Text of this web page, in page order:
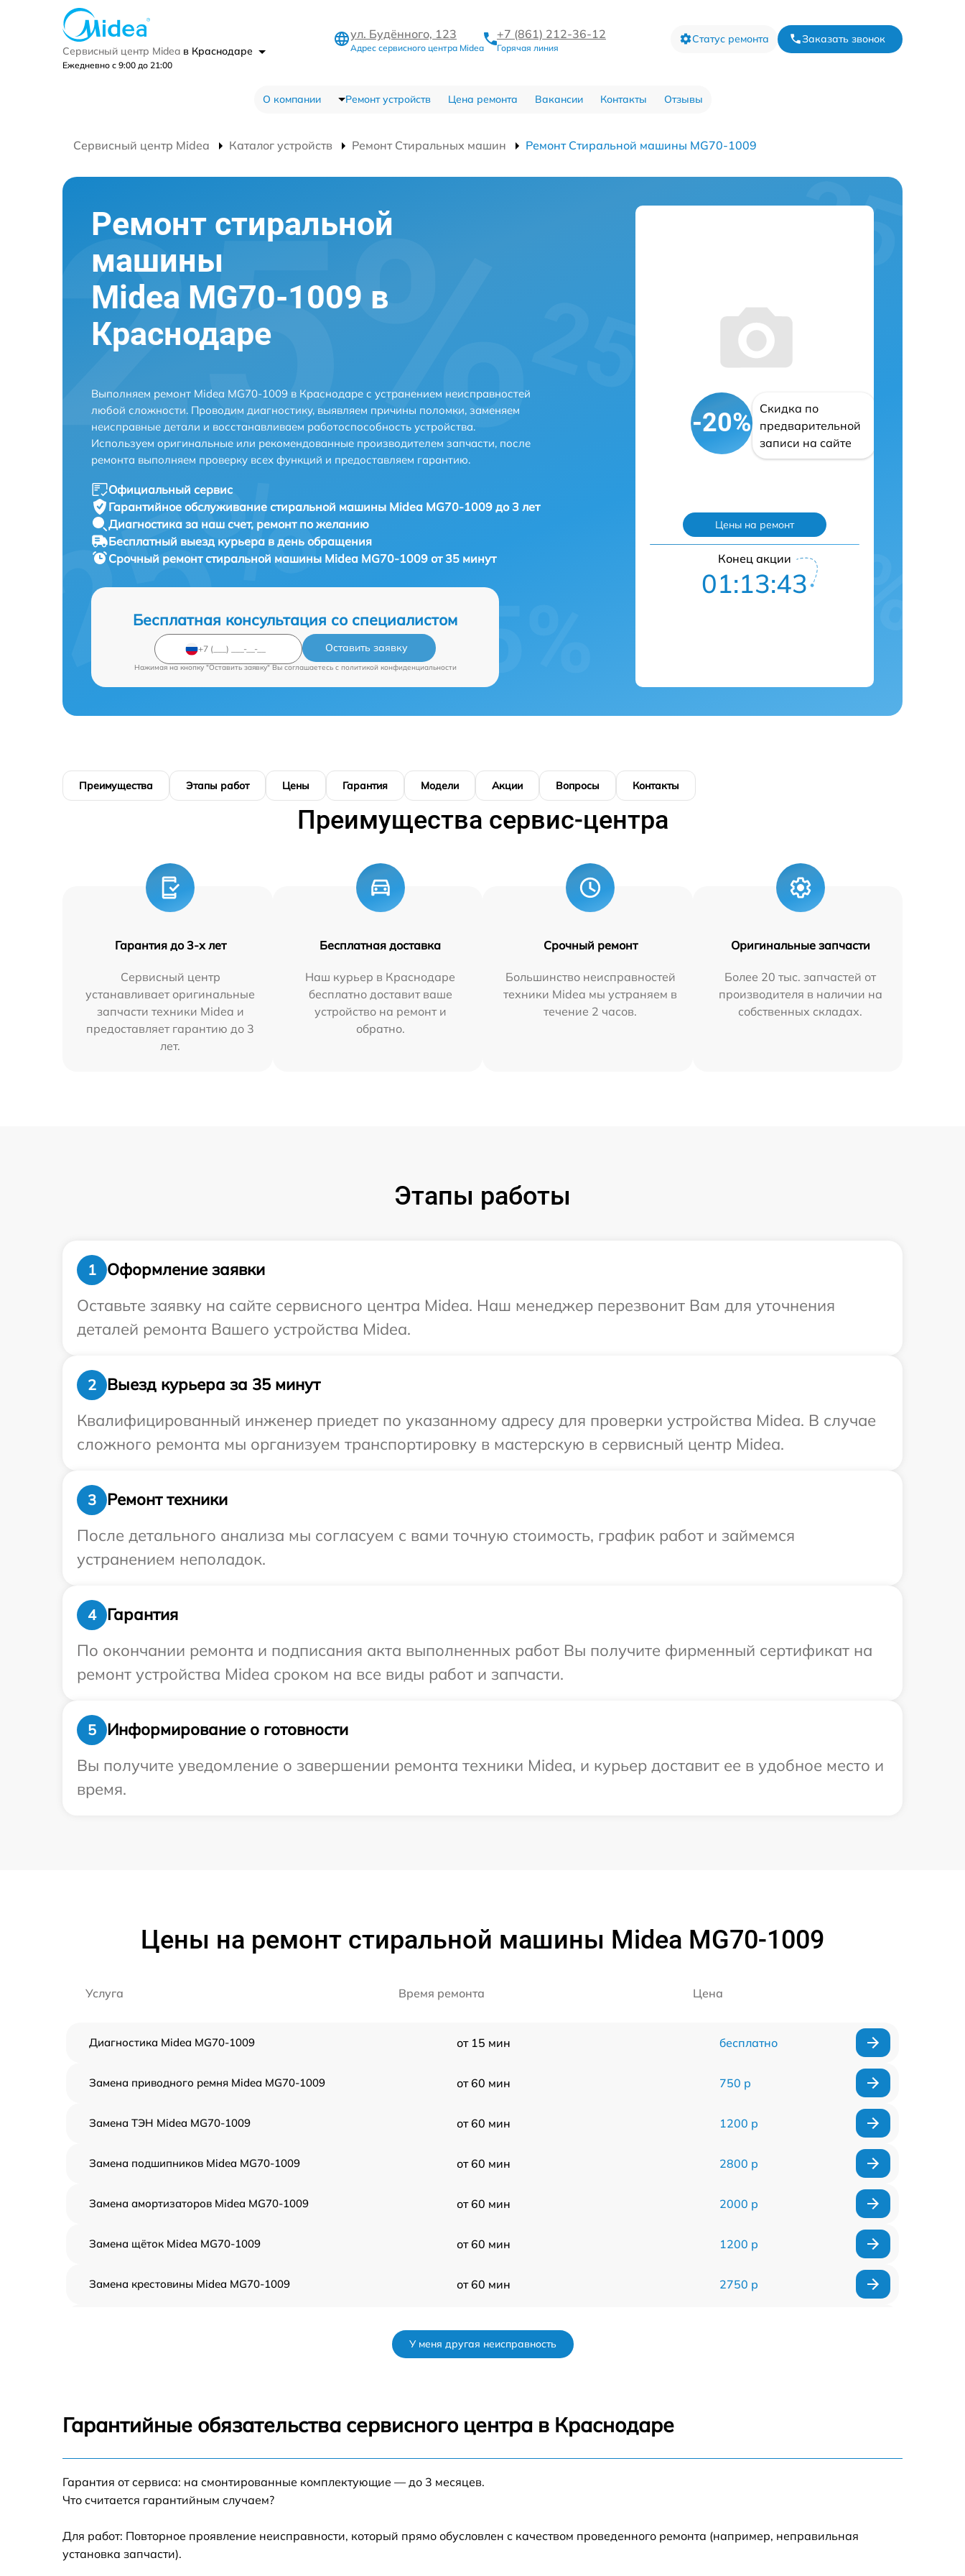
Сервисный центр Midea в Краснодаре
Ежедневно с 9:00 до 21:00
ул. Будённого, 123
Адрес сервисного центра Midea
+7 (861) 212-36-12
Горячая линия
Статус ремонта Заказать звонок
О компании Ремонт устройств Цена ремонта Вакансии Контакты Отзывы
Сервисный центр Midea Каталог устройств Ремонт Стиральных машин Ремонт Стиральной машины MG70-1009
Ремонт стиральной
машины
Midea MG70-1009 в
Краснодаре
Выполняем ремонт Midea MG70-1009 в Краснодаре с устранением неисправностей
любой сложности. Проводим диагностику, выявляем причины поломки, заменяем
неисправные детали и восстанавливаем работоспособность устройства.
Используем оригинальные или рекомендованные производителем запчасти, после
ремонта выполняем проверку всех функций и предоставляем гарантию.
Официальный сервис
Гарантийное обслуживание стиральной машины Midea MG70-1009 до 3 лет
Диагностика за наш счет, ремонт по желанию
Бесплатный выезд курьера в день обращения
Срочный ремонтстиральной машины Midea MG70-1009 от 35 минут
Бесплатная консультация со специалистом
Оставить заявку
Нажимая на кнопку "Оставить заявку" Вы соглашаетесь c политикой конфиденциальности
-20%
Скидка по
предварительной
записи на сайте
Цены на ремонт
Конец акции
01:13:42
Преимущества Этапы работ Цены Гарантия Модели Акции Вопросы Контакты
Преимущества сервис-центра
Гарантия до 3-х лет
Сервисный центр
устанавливает оригинальные
запчасти техники Midea и
предоставляет гарантию до 3
лет.
Бесплатная доставка
Наш курьер в Краснодаре
бесплатно доставит ваше
устройство на ремонт и
обратно.
Срочный ремонт
Большинство неисправностей
техники Midea мы устраняем в
течение 2 часов.
Оригинальные запчасти
Более 20 тыс. запчастей от
производителя в наличии на
собственных складах.
Этапы работы
1
Оформление заявки
Оставьте заявку на сайте сервисного центра Midea. Наш менеджер перезвонит Вам для уточнения
деталей ремонта Вашего устройства Midea.
2
Выезд курьера за 35 минут
Квалифицированный инженер приедет по указанному адресу для проверки устройства Midea. В случае
сложного ремонта мы организуем транспортировку в мастерскую в сервисный центр Midea.
3
Ремонт техники
После детального анализа мы согласуем с вами точную стоимость, график работ и займемся
устранением неполадок.
4
Гарантия
По окончании ремонта и подписания акта выполненных работ Вы получите фирменный сертификат на
ремонт устройства Midea сроком на все виды работ и запчасти.
5
Информирование о готовности
Вы получите уведомление о завершении ремонта техники Midea, и курьер доставит ее в удобное место и
время.
Цены на ремонт стиральной машины Midea MG70-1009
Услуга Время ремонта Цена
Диагностика Midea MG70-1009 от 15 мин бесплатно
Замена приводного ремня Midea MG70-1009 от 60 мин 750 р
Замена ТЭН Midea MG70-1009 от 60 мин 1200 р
Замена подшипников Midea MG70-1009 от 60 мин 2800 р
Замена амортизаторов Midea MG70-1009 от 60 мин 2000 р
Замена щёток Midea MG70-1009 от 60 мин 1200 р
Замена крестовины Midea MG70-1009 от 60 мин 2750 р
Замена УБЛ Midea MG70-1009 от 60 мин
MG70-1009
У меня другая неисправность
Гарантийные обязательства сервисного центра в Краснодаре
Гарантия от сервиса: на смонтированные комплектующие — до 3 месяцев.
Что считается гарантийным случаем?
Для работ: Повторное проявление неисправности, который прямо обусловлен с качеством проведенного ремонта (например, неправильная
установка запчасти).